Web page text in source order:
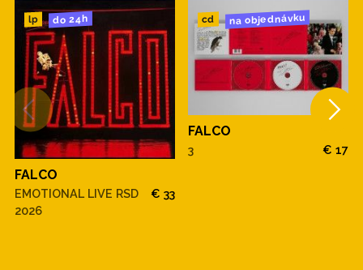
lp do 24h
FALCO
EMOTIONAL LIVE RSD
2026
€ 33
cd na objednávku
FALCO
3 € 17